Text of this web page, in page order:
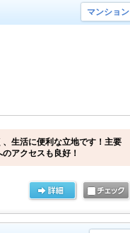
マンション
生活に便利な立地です！主要
アクセスも良好！